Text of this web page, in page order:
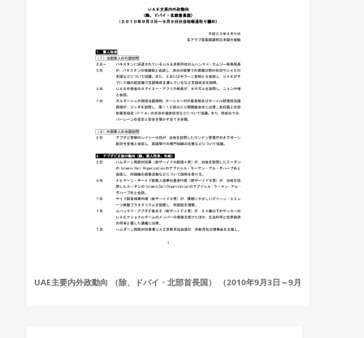
UAE主要内外政動向 （除、ドバイ・北部首長国） （2010年9月3日～9月